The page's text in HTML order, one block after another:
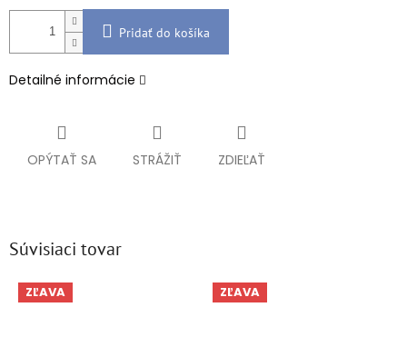
Pridať do košíka
Detailné informácie
OPÝTAŤ SA STRÁŽIŤ ZDIEĽAŤ
Súvisiaci tovar
ZĽAVA ZĽAVA